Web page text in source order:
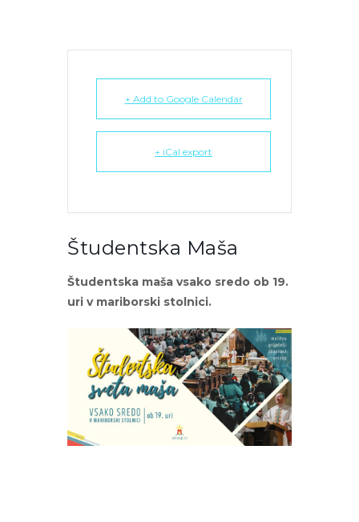
+ Add to Google Calendar
+ iCal export
Študentska Maša
Študentska maša vsako sredo ob 19.
uri v mariborski stolnici.